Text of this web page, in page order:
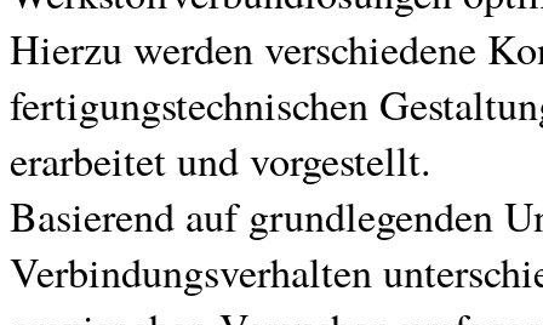
Hierzu werden verschiedene
fertigungstechnischen
erarbeitet und vorgestellt.
Basierend auf grundlegenden
Verbindungsverhalten